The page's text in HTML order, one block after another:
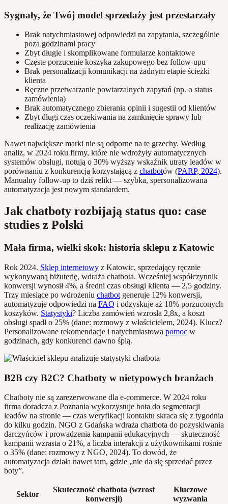
Sygnały, że Twój model sprzedaży jest przestarzały
Brak natychmiastowej odpowiedzi na zapytania, szczególnie
poza godzinami pracy
Zbyt długie i skomplikowane formularze kontaktowe
Częste porzucenie koszyka zakupowego bez follow-upu
Brak personalizacji komunikacji na żadnym etapie ścieżki
klienta
Ręczne przetwarzanie powtarzalnych zapytań (np. o status
zamówienia)
Brak automatycznego zbierania opinii i sugestii od klientów
Zbyt długi czas oczekiwania na zamknięcie sprawy lub
realizację zamówienia
Nawet największe marki nie są odporne na te grzechy. Według
analiz, w 2024 roku firmy, które nie wdrożyły automatycznych
systemów obsługi, notują o 30% wyższy wskaźnik utraty leadów w
porównaniu z konkurencją korzystającą z chatbotów (PARP, 2024).
Manualny follow-up to dziś relikt — szybka, spersonalizowana
automatyzacja jest nowym standardem.
Jak chatboty rozbijają status quo: case
studies z Polski
Mała firma, wielki skok: historia sklepu z Katowic
Rok 2024. Sklep internetowy z Katowic, sprzedający ręcznie
wykonywaną biżuterię, wdraża chatbota. Wcześniej współczynnik
konwersji wynosił 4%, a średni czas obsługi klienta — 2,5 godziny.
Trzy miesiące po wdrożeniu chatbot generuje 12% konwersji,
automatyzuje odpowiedzi na FAQ i odzyskuje aż 18% porzuconych
koszyków. Statystyki? Liczba zamówień wzrosła 2,8x, a koszt
obsługi spadł o 25% (dane: rozmowy z właścicielem, 2024). Klucz?
Personalizowane rekomendacje i natychmiastowa pomoc w
godzinach, gdy konkurenci dawno śpią.
B2B czy B2C? Chatboty w nietypowych branżach
Chatboty nie są zarezerwowane dla e-commerce. W 2024 roku
firma doradcza z Poznania wykorzystuje bota do segmentacji
leadów na stronie — czas weryfikacji kontaktu skraca się z tygodnia
do kilku godzin. NGO z Gdańska wdraża chatbota do pozyskiwania
darczyńców i prowadzenia kampanii edukacyjnych — skuteczność
kampanii wzrasta o 21%, a liczba interakcji z użytkownikami rośnie
o 35% (dane: rozmowy z NGO, 2024). To dowód, że
automatyzacja działa nawet tam, gdzie „nie da się sprzedać przez
boty”.
Sektor
Skuteczność chatbota (wzrost
konwersji)
Kluczowe
wyzwania